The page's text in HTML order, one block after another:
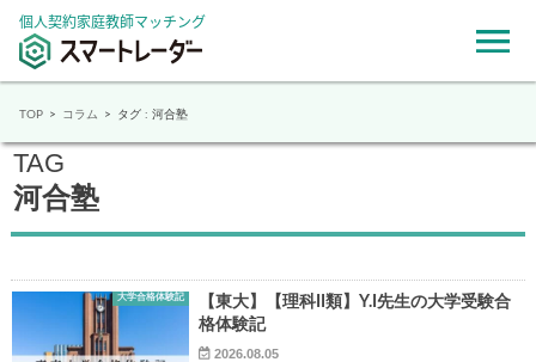
個人契約家庭教師マッチング
TOP コラム タグ : 河合塾
TAG
河合塾
大学合格体験記
【東大】【理科II類】Y.I先生の大学受験合
格体験記
2026.08.05